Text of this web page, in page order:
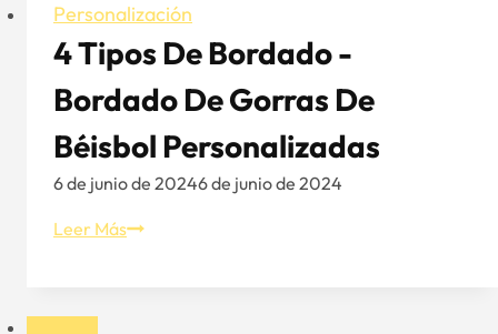
Personalización
4 Tipos De Bordado -
Bordado De Gorras De
Béisbol Personalizadas
6 de junio de 20246 de junio de 2024
Leer Más4